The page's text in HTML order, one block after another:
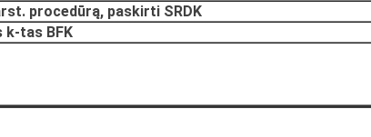
procedūrą, paskirti SRDK
k-tas BFK